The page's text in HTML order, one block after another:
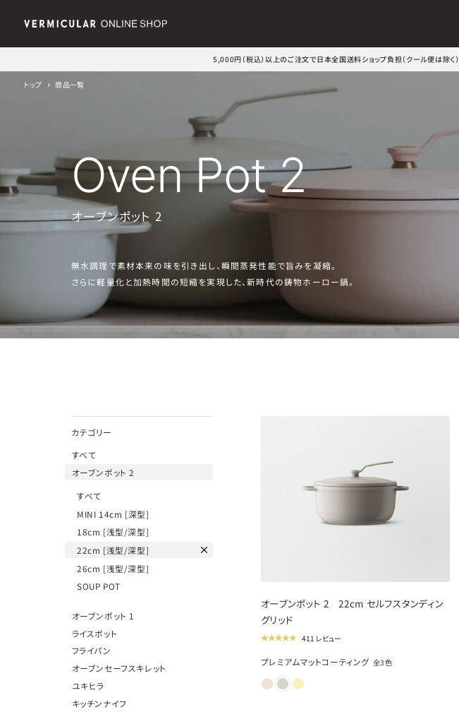
5,000円（税込）以上のご注文で日本全国送料ショップ負担（クール便は除く）
トップ 商品一覧
Oven Pot 2
オーブンポット 2
無水調理で素材本来の味を引き出し、瞬間蒸発性能で旨みを凝縮。
さらに軽量化と加熱時間の短縮を実現した、新時代の鋳物ホーロー鍋。
カテゴリー
すべて
オーブンポット 2
すべて
MINI 14cm [深型]
18cm [浅型/深型]
22cm [浅型/深型]
26cm [浅型/深型]
SOUP POT
オーブンポット 1
ライスポット
フライパン
オーブンセーフスキレット
ユキヒラ
キッチンナイフ
オーブンポット 2 22cm セルフスタンディン
グリッド
411 レビュー
プレミアムマットコーティング 全3色